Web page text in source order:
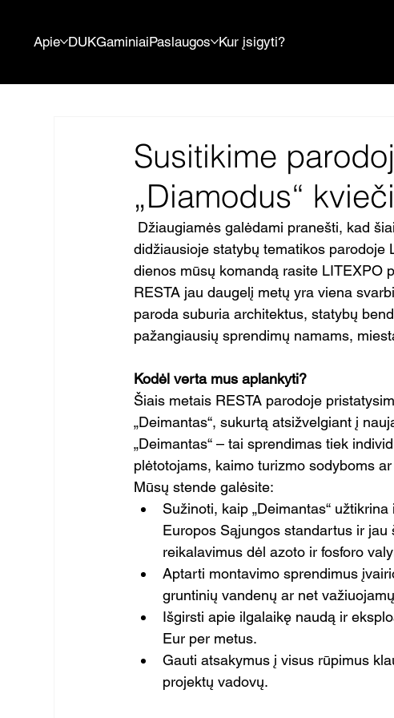
Apie DUKGaminiaiPaslaugos Kur įsigyti?
Susitikime
„Diamodus“
didžiausioje statybų tematikos parodoje
dienos mūsų komandą rasite LITEXPO
RESTA jau daugelį metų yra viena
paroda suburia architektus, statybų
pažangiausių sprendimų namams,
Kodėl verta mus aplankyti?
Šiais metais RESTA parodoje
„Deimantas“, sukurtą atsižvelgiant į
„Deimantas“ – tai sprendimas tiek
plėtotojams, kaimo turizmo sodyboms
Mūsų stende galėsite:
Sužinoti, kaip „Deimantas“
Europos Sąjungos standartus ir
reikalavimus dėl azoto ir fosforo
Aptarti montavimo sprendimus
gruntinių vandenų ar net
Išgirsti apie ilgalaikę naudą ir
Eur per metus.
Gauti atsakymus į visus rūpimus
projektų vadovų.